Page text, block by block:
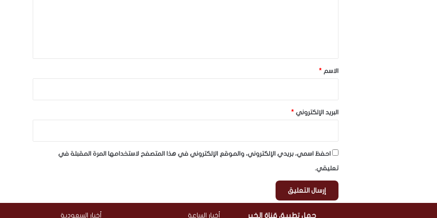
*الاسم *
البريد الإلكتروني *
احفظ اسمي، بريدي الإلكتروني، والموقع الإلكتروني في هذا المتصفح لاستخدامها المرة المقبلة في
تعليقي.
حمل تطبيق قناة الخبر أخبار الساعة أخبار السعودية